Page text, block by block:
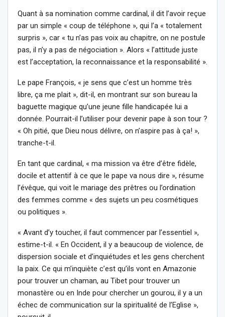
Quant à sa nomination comme cardinal, il dit l’avoir reçue
par un simple « coup de téléphone », qui l’a « totalement
surpris », car « tu n’as pas voix au chapitre, on ne postule
pas, il n’y a pas de négociation ». Alors « l’attitude juste
est l’acceptation, la reconnaissance et la responsabilité ».
Le pape François, « je sens que c’est un homme très
libre, ça me plait », dit-il, en montrant sur son bureau la
baguette magique qu’une jeune fille handicapée lui a
donnée. Pourrait-il l’utiliser pour devenir pape à son tour ?
« Oh pitié, que Dieu nous délivre, on n’aspire pas à ça! »,
tranche-t-il.
En tant que cardinal, « ma mission va être d’être fidèle,
docile et attentif à ce que le pape va nous dire », résume
l’évêque, qui voit le mariage des prêtres ou l’ordination
des femmes comme « des sujets un peu cosmétiques
ou politiques ».
« Avant d’y toucher, il faut commencer par l’essentiel »,
estime-t-il. « En Occident, il y a beaucoup de violence, de
dispersion sociale et d’inquiétudes et les gens cherchent
la paix. Ce qui m’inquiète c’est qu’ils vont en Amazonie
pour trouver un chaman, au Tibet pour trouver un
monastère ou en Inde pour chercher un gourou, il y a un
échec de communication sur la spiritualité de l’Eglise »,